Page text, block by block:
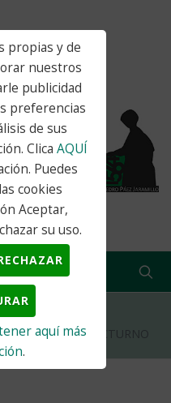
propias y de
nuestros
publicidad
preferencias
de sus
ClicaAQUÍ
Puedes
cookies
Aceptar,
su uso.
aquí más
.
IX MERCADO NOCTURNO